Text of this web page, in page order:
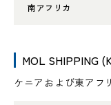
南アフリカ
MOL SHIPPING
ケニアおよび東アフ